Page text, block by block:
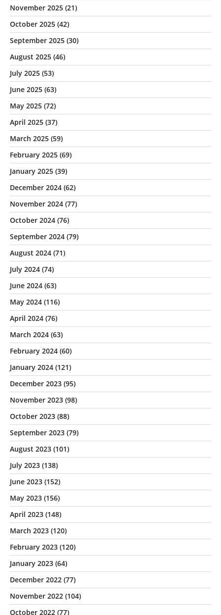
November 2025 (21)
October 2025 (42)
September 2025 (30)
August 2025 (46)
July 2025 (53)
June 2025 (63)
May 2025 (72)
April 2025 (37)
March 2025 (59)
February 2025 (69)
January 2025 (39)
December 2024 (62)
November 2024 (77)
October 2024 (76)
September 2024 (79)
August 2024 (71)
July 2024 (74)
June 2024 (63)
May 2024 (116)
April 2024 (76)
March 2024 (63)
February 2024 (60)
January 2024 (121)
December 2023 (95)
November 2023 (98)
October 2023 (88)
September 2023 (79)
August 2023 (101)
July 2023 (138)
June 2023 (152)
May 2023 (156)
April 2023 (148)
March 2023 (120)
February 2023 (120)
January 2023 (64)
December 2022 (77)
November 2022 (104)
October 2022 (77)